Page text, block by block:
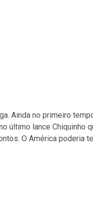
Ainda no primeiro
último lance Chiquinho
O América poderia